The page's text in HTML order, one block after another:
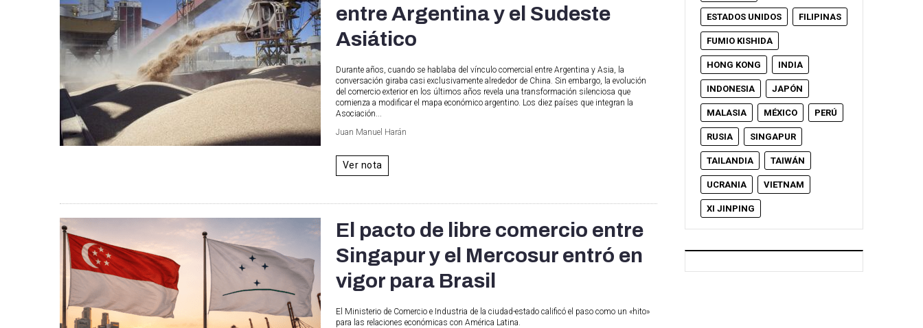
entre Argentina y el Sudeste
Asiático
Durante años, cuando se hablaba del vínculo comercial entre Argentina y Asia, la
conversación giraba casi exclusivamente alrededor de China. Sin embargo, la evolución
del comercio exterior en los últimos años revela una transformación silenciosa que
comienza a modificar el mapa económico argentino. Los diez países que integran la
Asociación...
Juan Manuel Harán
Ver nota
El pacto de libre comercio entre
Singapur y el Mercosur entró en
vigor para Brasil
El Ministerio de Comercio e Industria de la ciudad-estado calificó el paso como un «hito»
para las relaciones económicas con América Latina.
ESTADOS UNIDOS FILIPINAS
FUMIO KISHIDA
HONG KONG INDIA
INDONESIA JAPÓN
MALASIA MÉXICO PERÚ
RUSIA SINGAPUR
TAILANDIA TAIWÁN
UCRANIA VIETNAM
XI JINPING